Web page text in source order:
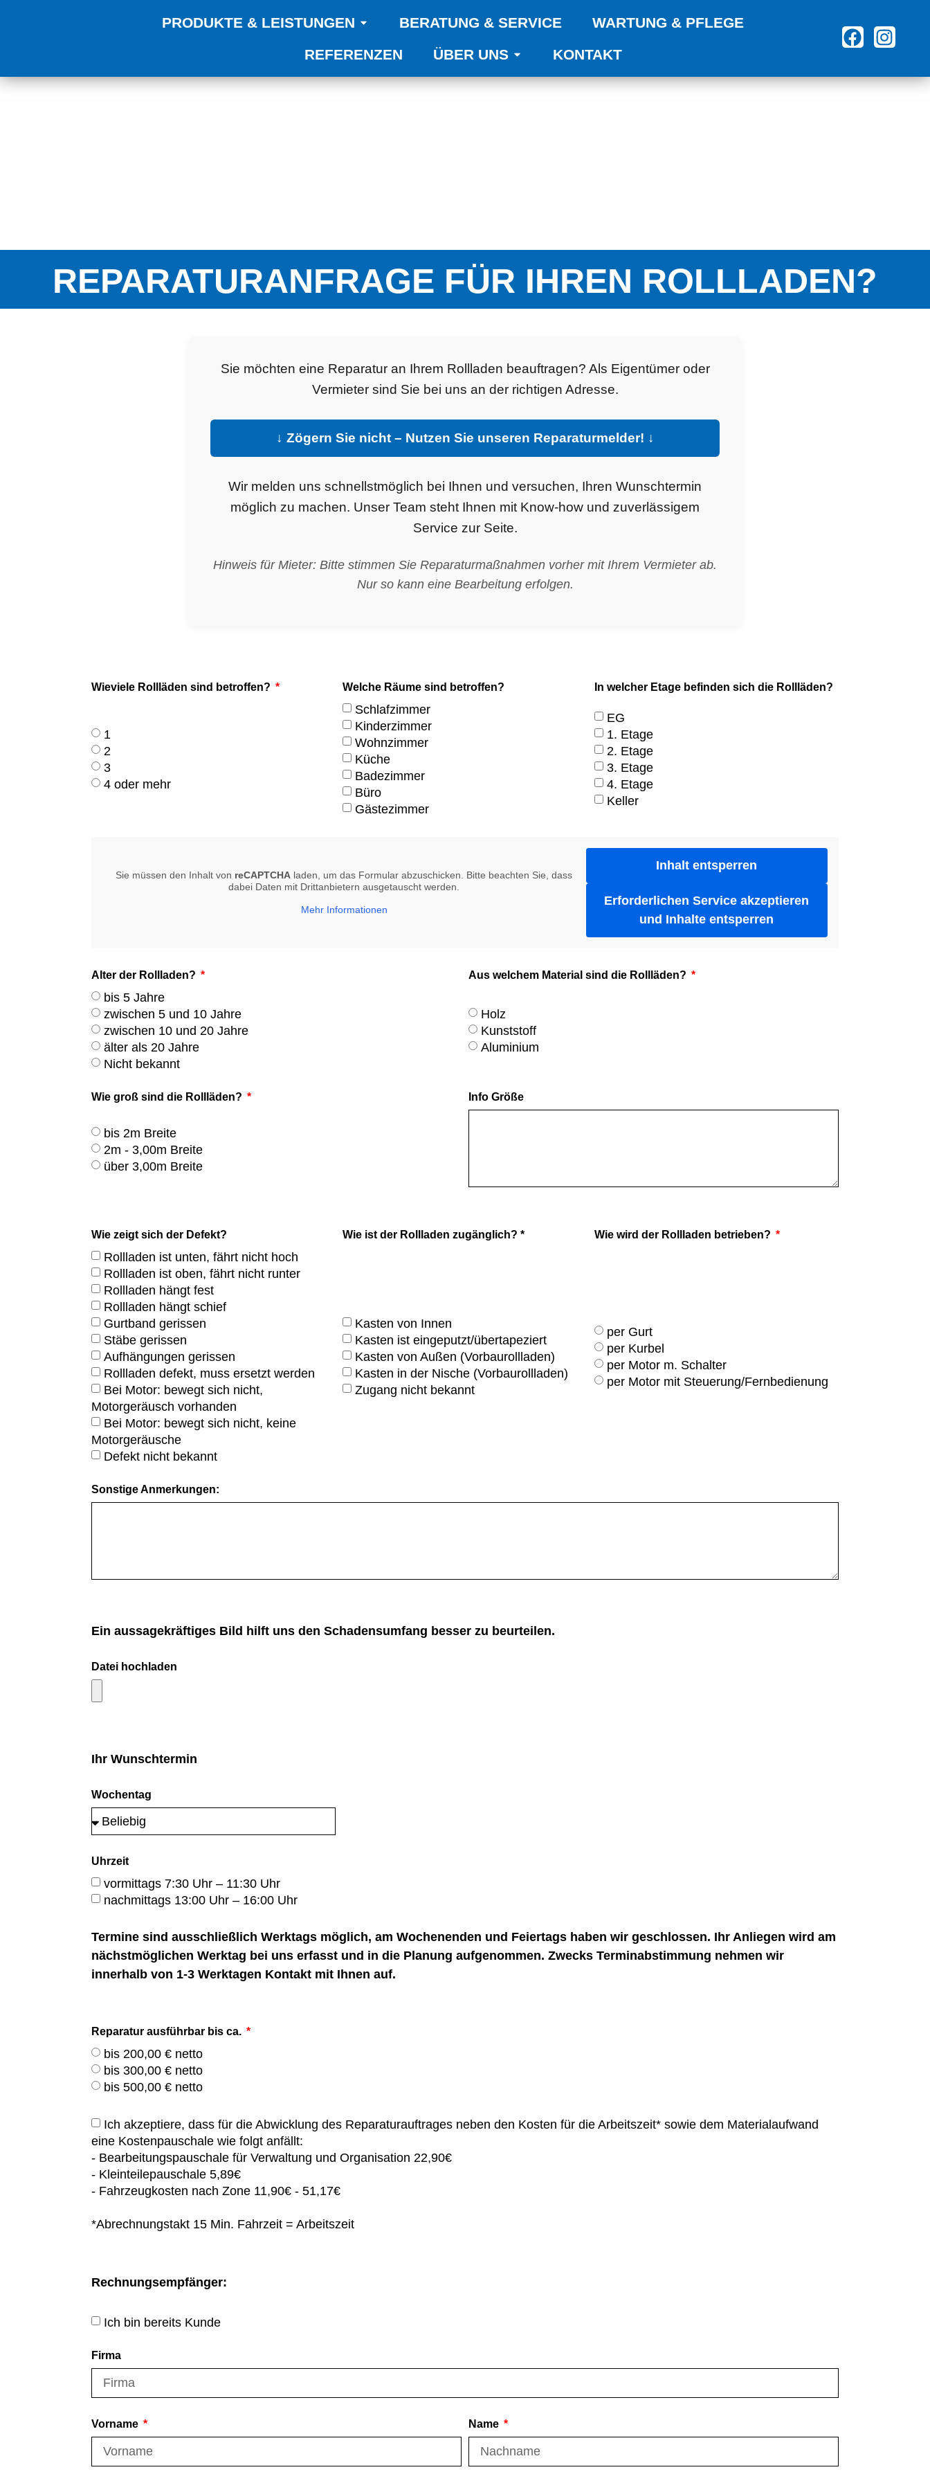
PRODUKTE & LEISTUNGEN BERATUNG & SERVICE
WARTUNG & PFLEGE
REFERENZEN
ÜBER UNS KONTAKT
REPARATURANFRAGE FÜR IHREN ROLLLADEN?
Sie möchten eine Reparatur an Ihrem Rollladen beauftragen? Als Eigentümer oder
Vermieter sind Sie bei uns an der richtigen Adresse.
↓ Zögern Sie nicht – Nutzen Sie unseren Reparaturmelder! ↓
Wir melden uns schnellstmöglich bei Ihnen und versuchen, Ihren Wunschtermin
möglich zu machen. Unser Team steht Ihnen mit Know-how und zuverlässigem
Service zur Seite.
Hinweis für Mieter: Bitte stimmen Sie Reparaturmaßnahmen vorher mit Ihrem Vermieter ab.
Nur so kann eine Bearbeitung erfolgen.
Wieviele Rollläden sind betroffen?
1
2
3
4 oder mehr
Welche Räume sind betroffen?
Schlafzimmer
Kinderzimmer
Wohnzimmer
Küche
Badezimmer
Büro
Gästezimmer
In welcher Etage befinden sich die Rollläden?
EG
1. Etage
2. Etage
3. Etage
4. Etage
Keller
Sie müssen den Inhalt von reCAPTCHA laden, um das Formular abzuschicken. Bitte beachten Sie, dass
dabei Daten mit Drittanbietern ausgetauscht werden.
Mehr Informationen
Inhalt entsperren
Erforderlichen Service akzeptieren
und Inhalte entsperren
Alter der Rollladen?
bis 5 Jahre
zwischen 5 und 10 Jahre
zwischen 10 und 20 Jahre
älter als 20 Jahre
Nicht bekannt
Aus welchem Material sind die Rollläden?
Holz
Kunststoff
Aluminium
Wie groß sind die Rollläden?
bis 2m Breite
2m - 3,00m Breite
über 3,00m Breite
Info Größe
Wie zeigt sich der Defekt?
Rollladen ist unten, fährt nicht hoch
Rollladen ist oben, fährt nicht runter
Rollladen hängt fest
Rollladen hängt schief
Gurtband gerissen
Stäbe gerissen
Aufhängungen gerissen
Rollladen defekt, muss ersetzt werden
Bei Motor: bewegt sich nicht,
Motorgeräusch vorhanden
Bei Motor: bewegt sich nicht, keine
Motorgeräusche
Defekt nicht bekannt
Wie ist der Rollladen zugänglich? *
Kasten von Innen
Kasten ist eingeputzt/übertapeziert
Kasten von Außen (Vorbaurollladen)
Kasten in der Nische (Vorbaurollladen)
Zugang nicht bekannt
Wie wird der Rollladen betrieben?
per Gurt
per Kurbel
per Motor m. Schalter
per Motor mit Steuerung/Fernbedienung
Sonstige Anmerkungen:
Ein aussagekräftiges Bild hilft uns den Schadensumfang besser zu beurteilen.
Datei hochladen
Ihr Wunschtermin
Wochentag
Uhrzeit
vormittags 7:30 Uhr – 11:30 Uhr
nachmittags 13:00 Uhr – 16:00 Uhr
Termine sind ausschließlich Werktags möglich, am Wochenenden und Feiertags haben wir geschlossen. Ihr Anliegen wird am
nächstmöglichen Werktag bei uns erfasst und in die Planung aufgenommen. Zwecks Terminabstimmung nehmen wir
innerhalb von 1-3 Werktagen Kontakt mit Ihnen auf.
Reparatur ausführbar bis ca.
bis 200,00 € netto
bis 300,00 € netto
bis 500,00 € netto
Ich akzeptiere, dass für die Abwicklung des Reparaturauftrages neben den Kosten für die Arbeitszeit* sowie dem Materialaufwand
eine Kostenpauschale wie folgt anfällt:
- Bearbeitungspauschale für Verwaltung und Organisation 22,90€
- Kleinteilepauschale 5,89€
- Fahrzeugkosten nach Zone 11,90€ - 51,17€
*Abrechnungstakt 15 Min. Fahrzeit = Arbeitszeit
Rechnungsempfänger:
Ich bin bereits Kunde
Firma
Vorname Name